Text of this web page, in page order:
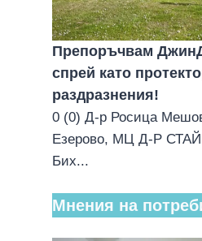
Препоръчвам
спрей като
раздразнения!
0 (0) Д-р Росица
Езерово, МЦ Д-Р
Бих...
Мнения на